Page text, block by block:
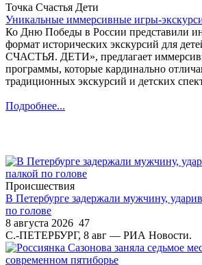
Точка Счастья Дети
Уникальные иммерсивные игры-
Ко Дню Победы в России представили
формат исторических экскурсий для
СЧАСТЬЯ. ДЕТИ», предлагает
программы, которые кардинально
традиционных экскурсий и детских
Подробнее...
Происшествия
В Петербурге задержали мужчину,
по голове
8 августа 2026 47
С.-ПЕТЕРБУРГ, 8 авг — РИА Новости.